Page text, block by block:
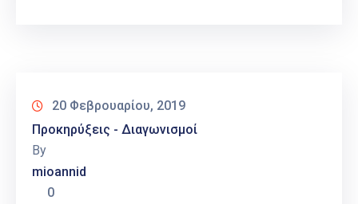
20 Φεβρουαρίου, 2019
Προκηρύξεις - Διαγωνισμοί
By
mioannid
0